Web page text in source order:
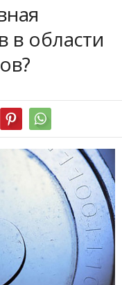
в области